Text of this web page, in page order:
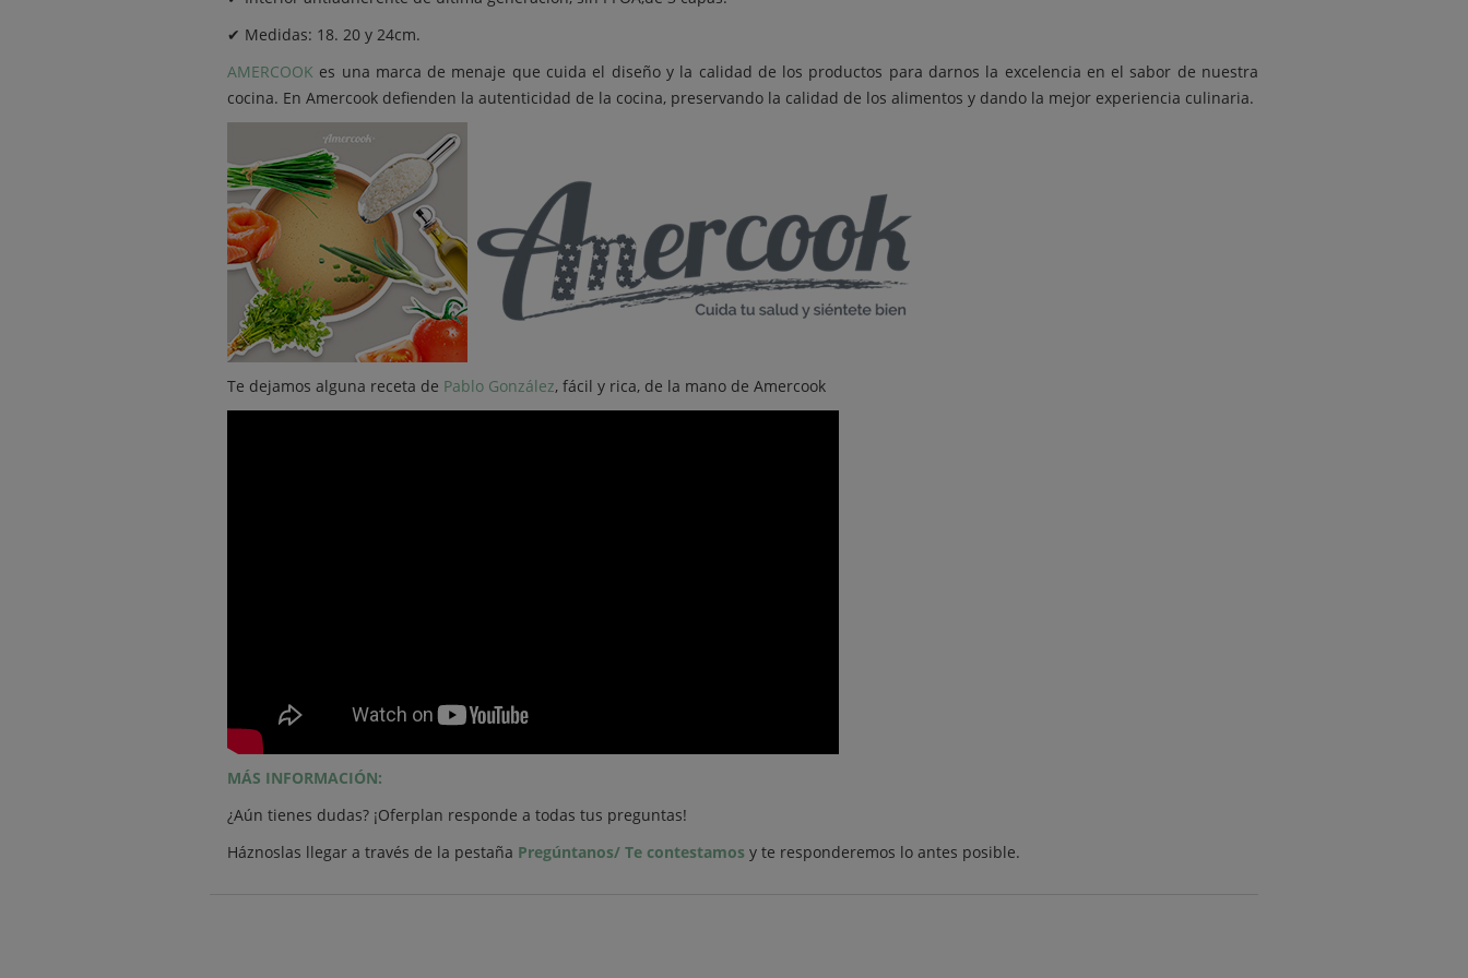
✔ Medidas: 18. 20 y 24cm.
AMERCOOK es una marca de menaje que cuida el diseño y la calidad de los productos para darnos la excelencia en el sabor de nuestra
cocina. En Amercook defienden la autenticidad de la cocina, preservando la calidad de los alimentos y dando la mejor experiencia culinaria.
Te dejamos alguna receta de Pablo González, fácil y rica, de la mano de Amercook
MÁS INFORMACIÓN:
¿Aún tienes dudas? ¡Oferplan responde a todas tus preguntas!
Háznoslas llegar a través de la pestaña Pregúntanos/ Te contestamos y te responderemos lo antes posible.